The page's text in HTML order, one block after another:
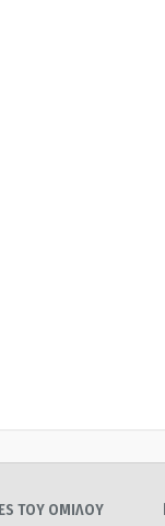
ΤΟΥ ΟΜΙΛΟΥ